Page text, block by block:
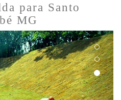
para Santo
MG
Next